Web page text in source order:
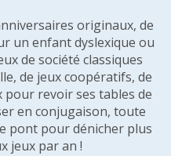
originaux, de
un enfant dyslexique ou
de société classiques
de jeux coopératifs, de
pour revoir ses tables de
en conjugaison, toute
pont pour dénicher plus
jeux par an !